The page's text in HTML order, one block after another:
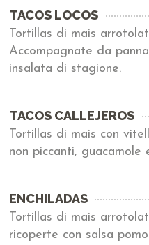
TACOS LOCOS
Tortillas di mais
Accompagnate da
insalata di stagione.
TACOS CALLEJEROS
Tortillas di mais con
non piccanti,
ENCHILADAS
Tortillas di mais
ricoperte con salsa